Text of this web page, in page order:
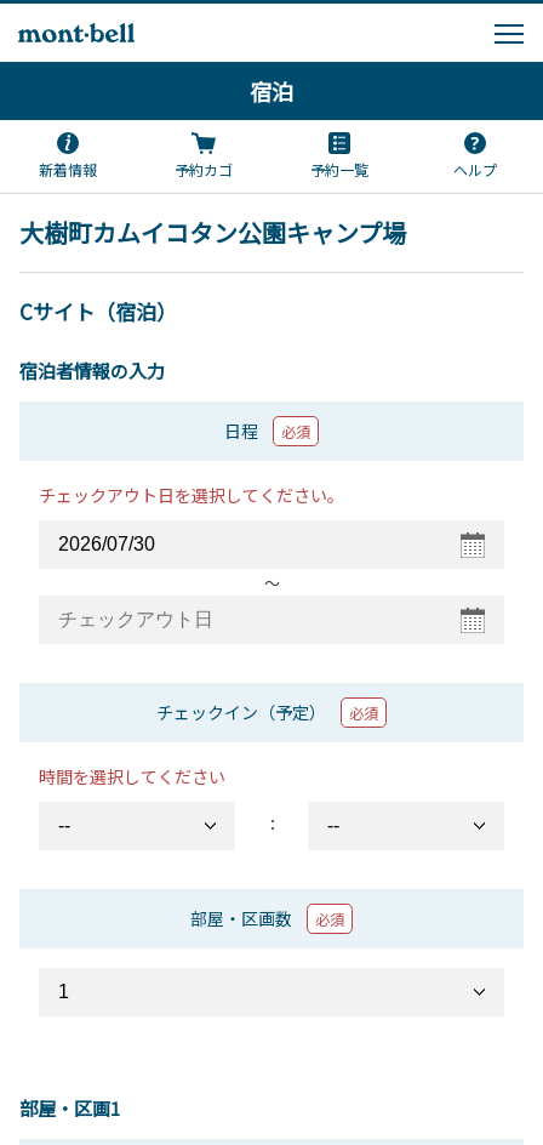
宿泊
新着情報 予約カゴ 予約一覧 ヘルプ
大樹町カムイコタン公園キャンプ場
Cサイト（宿泊）
宿泊者情報の入力
日程 必須
チェックアウト日を選択してください。
〜
チェックイン（予定） 必須
時間を選択してください
：
部屋・区画数 必須
部屋・区画1